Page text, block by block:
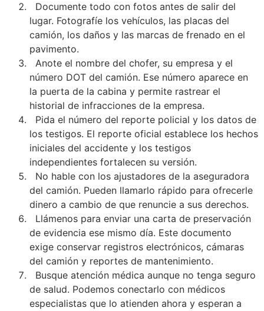
Documente todo con fotos antes de salir del
lugar. Fotografíe los vehículos, las placas del
camión, los daños y las marcas de frenado en el
pavimento.
Anote el nombre del chofer, su empresa y el
número DOT del camión. Ese número aparece en
la puerta de la cabina y permite rastrear el
historial de infracciones de la empresa.
Pida el número del reporte policial y los datos de
los testigos. El reporte oficial establece los hechos
iniciales del accidente y los testigos
independientes fortalecen su versión.
No hable con los ajustadores de la aseguradora
del camión. Pueden llamarlo rápido para ofrecerle
dinero a cambio de que renuncie a sus derechos.
Llámenos para enviar una carta de preservación
de evidencia ese mismo día. Este documento
exige conservar registros electrónicos, cámaras
del camión y reportes de mantenimiento.
Busque atención médica aunque no tenga seguro
de salud. Podemos conectarlo con médicos
especialistas que lo atienden ahora y esperan a